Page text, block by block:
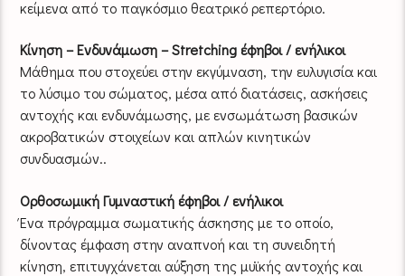
κείμενα από το παγκόσμιο θεατρικό ρεπερτόριο.
Κίνηση – Ενδυνάμωση – Stretching έφηβοι / ενήλικοι
Μάθημα που στοχεύει στην εκγύμναση, την ευλυγισία και
το λύσιμο του σώματος, μέσα από διατάσεις, ασκήσεις
αντοχής και ενδυνάμωσης, με ενσωμάτωση βασικών
ακροβατικών στοιχείων και απλών κινητικών
συνδυασμών..
Ορθοσωμική Γυμναστική έφηβοι / ενήλικοι
Ένα πρόγραμμα σωματικής άσκησης με το οποίο,
δίνοντας έμφαση στην αναπνοή και τη συνειδητή
κίνηση, επιτυγχάνεται αύξηση της μυϊκής αντοχής και